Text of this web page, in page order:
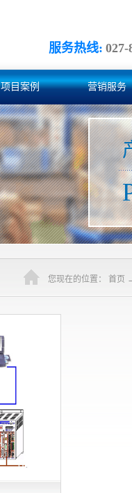
服务热线: 027-
项目案例 营销服务
您现在的位置： 首页